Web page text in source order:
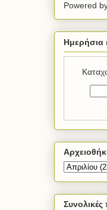
Powered
Ημερήσια